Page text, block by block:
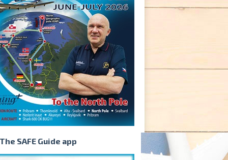
The SAFE Guide app